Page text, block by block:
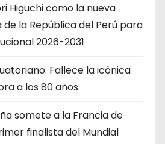
Higuchi como la nueva
la República del Perú para
2026-2031
Fallece la icónica
a los 80 años
somete a la Francia de
finalista del Mundial